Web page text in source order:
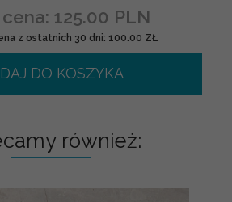
125.00 PLN
z ostatnich 30 dni: 100.00 ZŁ
DO KOSZYKA
również: